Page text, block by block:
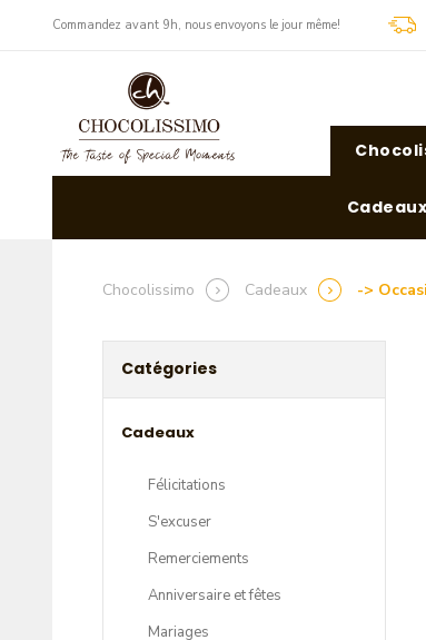
​Commandez avant 9h, nous envoyons le jour même!
Cadeaux
Chocolissimo Cadeaux ->
Catégories
Cadeaux
Félicitations
S'excuser
Remerciements
Anniversaire et fêtes
Mariages